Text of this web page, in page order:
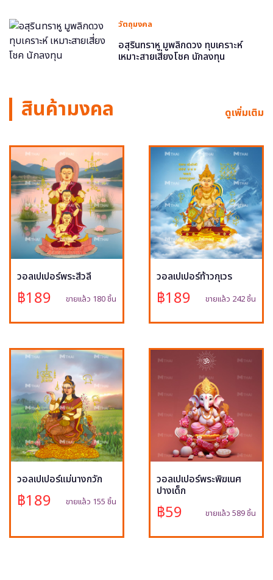
วัตถุมงคล
อสุรินทราหู มูพลิกดวง ทุบเคราะห์
เหมาะสายเสี่ยงโชค นักลงทุน
สินค้ามงคล ดูเพิ่มเติม
วอลเปเปอร์พระสีวลี
฿189 ขายแล้ว 180 ชิ้น
วอลเปเปอร์ท้าวกุเวร
฿189 ขายแล้ว 242 ชิ้น
วอลเปเปอร์แม่นางกวัก
฿189 ขายแล้ว 155 ชิ้น
วอลเปเปอร์พระพิฆเนศ
ปางเด็ก
฿59 ขายแล้ว 589 ชิ้น